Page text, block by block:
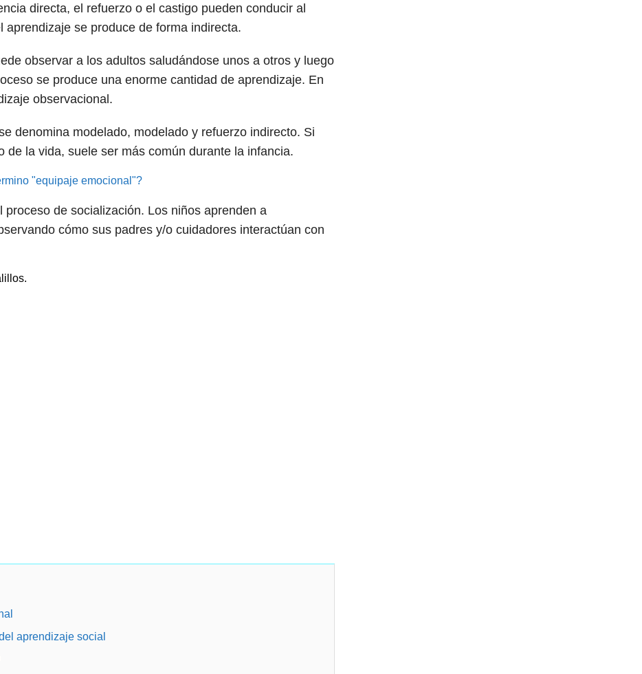
directa, el refuerzo o el castigo pueden conducir al
se produce de forma indirecta.
observar a los adultos saludándose unos a otros y luego
se produce una enorme cantidad de aprendizaje. En
observacional.
denomina modelado, modelado y refuerzo indirecto. Si
de la vida, suele ser más común durante la infancia.
"equipaje emocional"?
de socialización. Los niños aprenden a
cómo sus padres y/o cuidadores interactúan con
aprendizaje social